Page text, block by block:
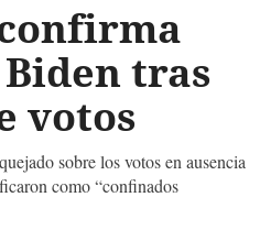
tras
votos
sobre los votos en ausencia
como “confinados